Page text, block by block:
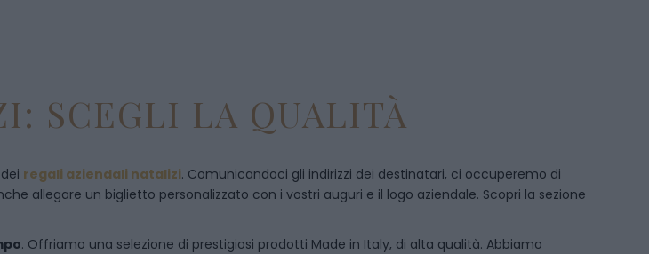
SCEGLI LA QUALITÀ
regali aziendali natalizi. Comunicandoci gli indirizzi dei destinatari, ci occuperemo di
allegare un biglietto personalizzato con i vostri auguri e il logo aziendale. Scopri la sezione
. Offriamo una selezione di prestigiosi prodotti Made in Italy, di alta qualità. Abbiamo